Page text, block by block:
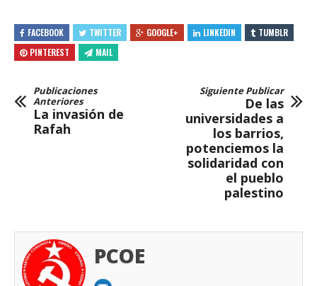
FACEBOOK TWITTER GOOGLE+ LINKEDIN
TUMBLR
PINTEREST
MAIL
Publicaciones
Anteriores
La invasión de
Rafah
Siguiente Publicar
De las
universidades a
los barrios,
potenciemos la
solidaridad con
el pueblo
palestino
PCOE